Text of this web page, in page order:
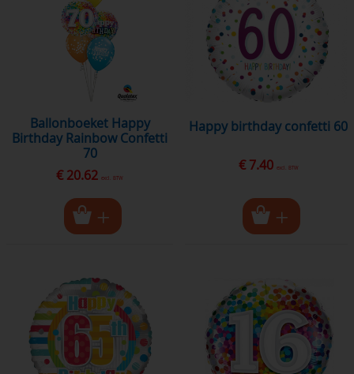
Ballonboeket Happy
Birthday Rainbow Confetti
70
€ 20.62 excl. BTW
happy birthday confetti 60
€ 7.40 excl. BTW